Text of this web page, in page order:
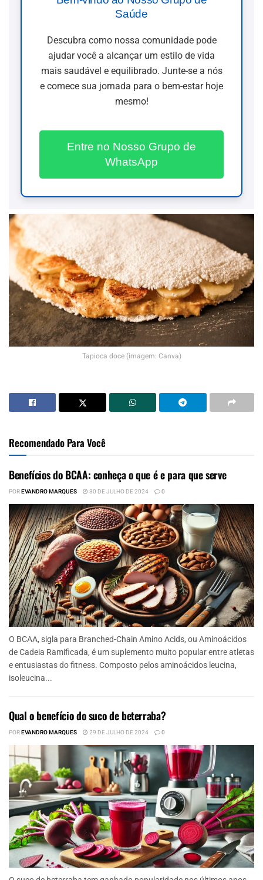
Saúde
Descubra como nossa comunidade pode
ajudar você a alcançar um estilo de vida
mais saudável e equilibrado. Junte-se a nós
e comece sua jornada para o bem-estar hoje
mesmo!
Entre no Nosso Grupo de
WhatsApp
Tapioca doce (imagem: Canva)
Recomendado Para Você
Benefícios do BCAA: conheça o que é e para que serve
POREVANDRO MARQUES 30 DE JULHO DE 2024 0
O BCAA, sigla para Branched-Chain Amino Acids, ou Aminoácidos
de Cadeia Ramificada, é um suplemento muito popular entre atletas
e entusiastas do fitness. Composto pelos aminoácidos leucina,
isoleucina...
Qual o benefício do suco de beterraba?
POREVANDRO MARQUES 29 DE JULHO DE 2024 0